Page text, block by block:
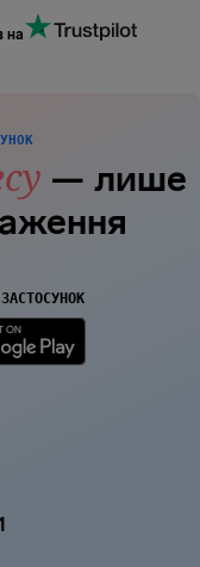
на
— лише